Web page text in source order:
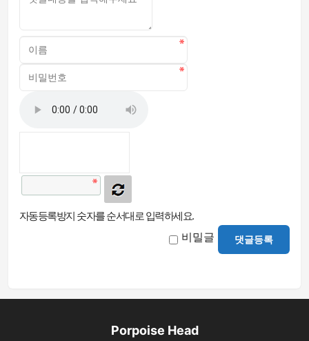
자동등록방지 숫자를 순서대로 입력하세요.
비밀글 댓글등록
Porpoise Head